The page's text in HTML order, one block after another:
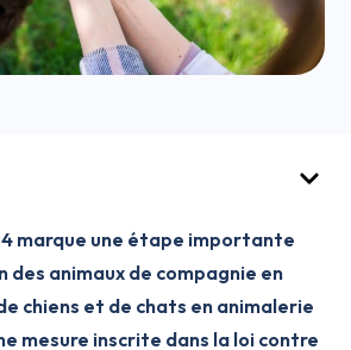
marque une étape importante
des animaux de compagnie en
chiens et de chats en animalerie
mesure inscrite dans la loi contre